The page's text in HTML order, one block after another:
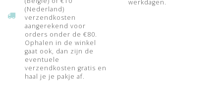
(Nederland)
verzendkosten
aangerekend voor
orders onder de €80.
Ophalen in de winkel
gaat ook, dan zijn de
eventuele
verzendkosten gratis en
haal je je pakje af.
werkdagen.